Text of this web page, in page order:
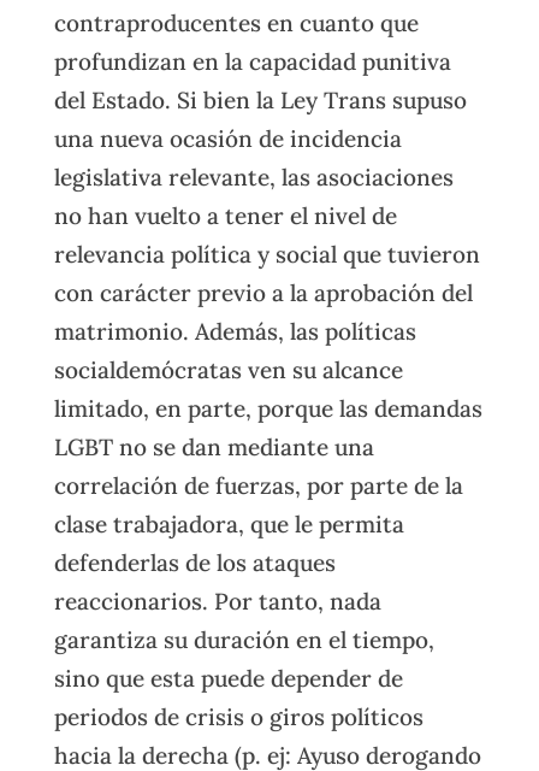
contraproducentes en cuanto que
profundizan en la capacidad punitiva
del Estado. Si bien la Ley Trans supuso
una nueva ocasión de incidencia
legislativa relevante, las asociaciones
no han vuelto a tener el nivel de
relevancia política y social que tuvieron
con carácter previo a la aprobación del
matrimonio. Además, las políticas
socialdemócratas ven su alcance
limitado, en parte, porque las demandas
LGBT no se dan mediante una
correlación de fuerzas, por parte de la
clase trabajadora, que le permita
defenderlas de los ataques
reaccionarios. Por tanto, nada
garantiza su duración en el tiempo,
sino que esta puede depender de
periodos de crisis o giros políticos
hacia la derecha (p. ej: Ayuso derogando